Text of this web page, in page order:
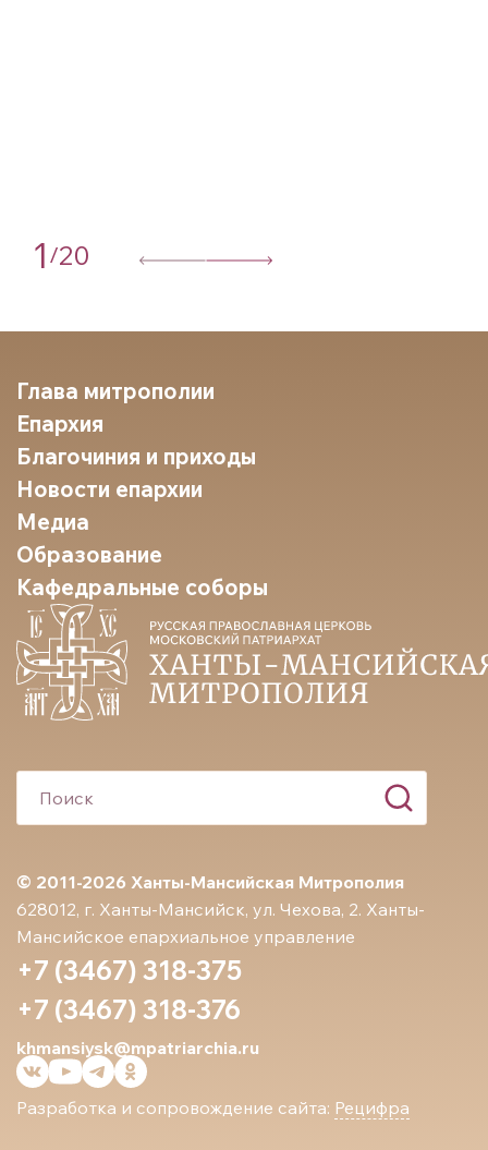
1 /20
© 2011-2026 Ханты-Мансийская Митрополия
628012, г. Ханты-Мансийск, ул. Чехова, 2. Ханты-
Мансийское епархиальное управление
+7 (3467) 318-375
+7 (3467) 318-376
khmansiysk@mpatriarchia.ru
Разработка и сопровождение сайта: Рецифра
Глава митрополии
Епархия
Благочиния и приходы
Новости епархии
Медиа
Образование
Кафедральные соборы